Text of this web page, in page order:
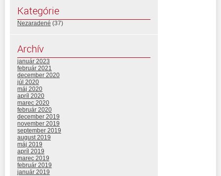
Kategórie
Nezaradené (37)
Archív
január 2023
február 2021
december 2020
júl 2020
máj 2020
apríl 2020
marec 2020
február 2020
december 2019
november 2019
september 2019
august 2019
máj 2019
apríl 2019
marec 2019
február 2019
január 2019